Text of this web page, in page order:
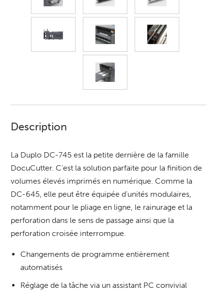
Description
La Duplo DC-745 est la petite dernière de la famille
DocuCutter. C’est la solution parfaite pour la finition de
volumes élevés imprimés en numérique. Comme la
DC-645, elle peut être équipée d’unités modulaires,
notamment pour le pliage en ligne, le rainurage et la
perforation dans le sens de passage ainsi que la
perforation croisée interrompue.
Changements de programme entièrement
automatisés
Réglage de la tâche via un assistant PC convivial